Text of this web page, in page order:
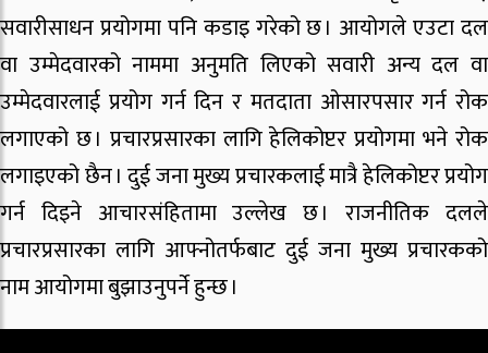
सवारीसाधन प्रयोगमा पनि कडाइ गरेको छ । आयोगले एउटा दल
वा उम्मेदवारको नाममा अनुमति लिएको सवारी अन्य दल वा
उम्मेदवारलाई प्रयोग गर्न दिन र मतदाता ओसारपसार गर्न रोक
लगाएको छ । प्रचारप्रसारका लागि हेलिकोप्टर प्रयोगमा भने रोक
लगाइएको छैन । दुई जना मुख्य प्रचारकलाई मात्रै हेलिकोप्टर प्रयोग
गर्न दिइने आचारसंहितामा उल्लेख छ । राजनीतिक दलले
प्रचारप्रसारका लागि आफ्नोतर्फबाट दुई जना मुख्य प्रचारकको
नाम आयोगमा बुझाउनुपर्ने हुन्छ ।